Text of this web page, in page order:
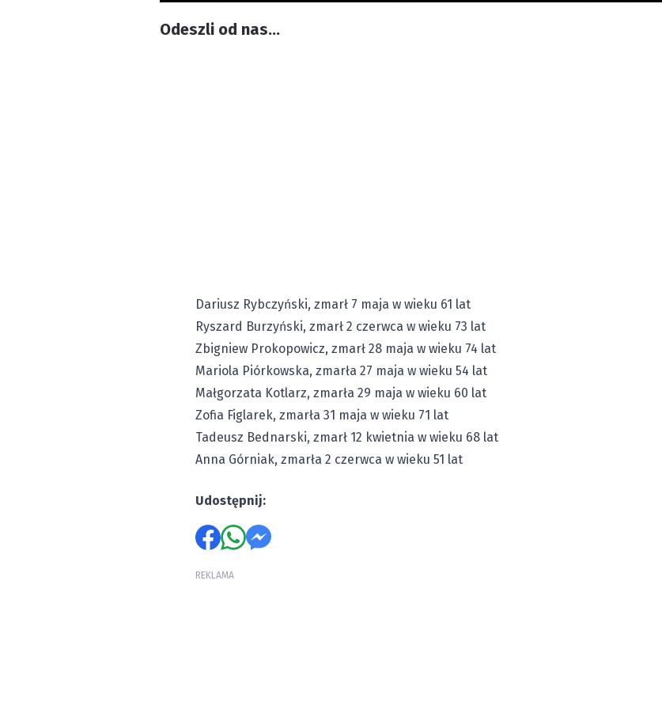
Odeszli od nas...
Dariusz Rybczyński, zmarł 7 maja w wieku 61 lat
Ryszard Burzyński, zmarł 2 czerwca w wieku 73 lat
Zbigniew Prokopowicz, zmarł 28 maja w wieku 74 lat
Mariola Piórkowska, zmarła 27 maja w wieku 54 lat
Małgorzata Kotlarz, zmarła 29 maja w wieku 60 lat
Zofia Figlarek, zmarła 31 maja w wieku 71 lat
Tadeusz Bednarski, zmarł 12 kwietnia w wieku 68 lat
Anna Górniak, zmarła 2 czerwca w wieku 51 lat
Udostępnij:
REKLAMA